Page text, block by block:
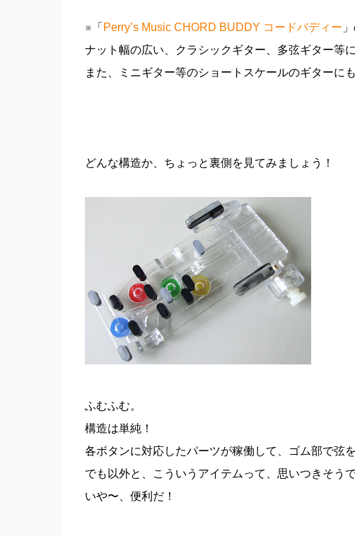
※「 Perry’s Music CHORD BUDDY コードバディー
ナット幅の広い、クラシックギター、多弦ギター等
また、ミニギター等のショートスケールのギターに
どんな構造か、ちょっと裏側を見てみましょう！
ふむふむ。
構造は単純！
各ボタンに対応したパーツが稼働して、ゴム部で弦
でも以外と、こういうアイテムって、思いつきそう
いや〜、便利だ！